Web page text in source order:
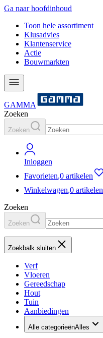
Ga naar hoofdinhoud
Toon hele assortiment
Klusadvies
Klantenservice
Actie
Bouwmarkten
GAMMA
Zoeken
Zoeken
Inloggen
Favorieten,0 artikelen
Winkelwagen,0 artikelen
Zoeken
Zoeken
Zoekbalk sluiten
Verf
Vloeren
Gereedschap
Hout
Tuin
Aanbiedingen
Alle categorieënAlles